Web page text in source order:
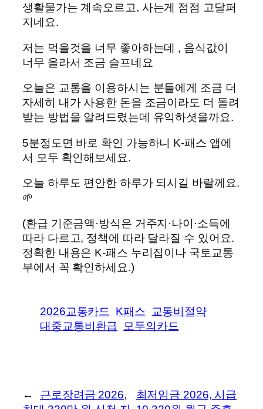
생활물가는 계속오르고, 사는게 점점 고달퍼
지네요.
저는 먹을것을 너무 좋아하는데 , 음식값이
너무 올라서 조금 슬프네요
오늘은 교통을 이용하시는 분들에게 조금 더
자세히 내가 사용한 돈을 조금이라도 더 돌려
받는 방법을 알려드렸는데 유익하셧을까요.
5분정도면 바로 확인 가능하니 K-패스 앱에
서 모두 확인해보세요.
오늘 하루도 편안한 하루가 되시길 바랄께요.
🌱
(환급 기준금액·방식은 거주지·나이·소득에
따라 다르고, 정책에 따라 달라질 수 있어요.
정확한 내용은 K-패스 누리집이나 국토교통
부에서 꼭 확인하세요.)
2026교통카드 K패스
교통비절약
대중교통비환급
모두의카드
←
근로장려금 2026,
최저임금 2026, 시급